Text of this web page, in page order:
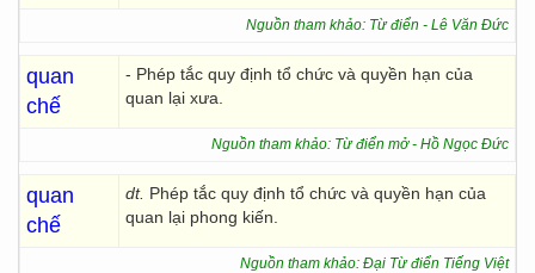
Nguồn tham khảo: Từ điển - Lê Văn Đức
quan
chế
- Phép tắc quy định tổ chức và quyền hạn của
quan lại xưa.
Nguồn tham khảo: Từ điển mở - Hồ Ngọc Đức
quan
chế
dt. Phép tắc quy định tổ chức và quyền hạn của
quan lại phong kiến.
Nguồn tham khảo: Đại Từ điển Tiếng Việt